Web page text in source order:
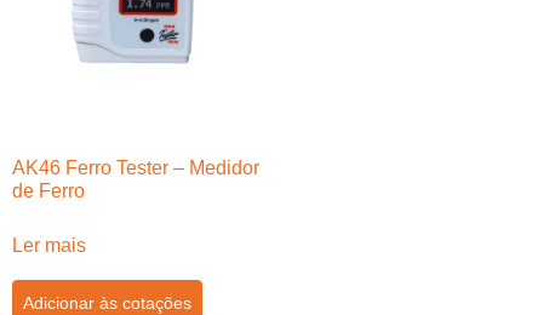
AK46 Ferro Tester – Medidor
de Ferro
Ler mais
Adicionar às cotações